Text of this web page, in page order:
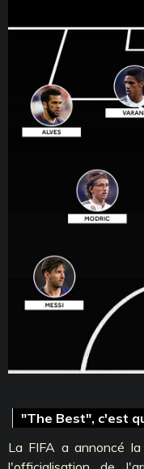
"The Best", c'est
La FIFA a annoncé